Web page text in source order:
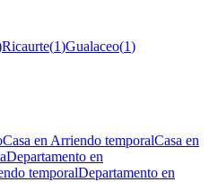
Ricaurte(1)Gualaceo(1)
Casa en Arriendo temporalCasa en
Departamento en
temporalDepartamento en